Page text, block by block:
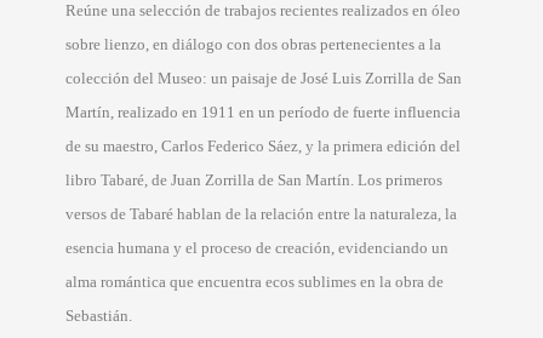
Reúne una selección de trabajos recientes realizados en óleo
sobre lienzo, en diálogo con dos obras pertenecientes a la
colección del Museo: un paisaje de José Luis Zorrilla de San
Martín, realizado en 1911 en un período de fuerte influencia
de su maestro, Carlos Federico Sáez, y la primera edición del
libro Tabaré, de Juan Zorrilla de San Martín. Los primeros
versos de Tabaré hablan de la relación entre la naturaleza, la
esencia humana y el proceso de creación, evidenciando un
alma romántica que encuentra ecos sublimes en la obra de
Sebastián.